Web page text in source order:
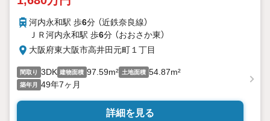
河内永和駅 歩6分 （近鉄奈良線）
ＪＲ河内永和駅 歩6分 （おおさか東）
大阪府東大阪市高井田元町１丁目
間取り 3DK 建物面積 97.59m² 土地面積 54.87m²
築年月 49年7ヶ月
詳細を見る